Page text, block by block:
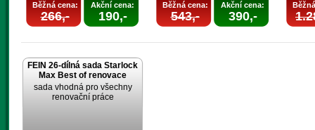
Běžná cena:
266,-
Akční cena:
190,-
Běžná cena:
543,-
Akční cena:
390,-
FEIN 26-dílná sada Starlock
Max Best of renovace
sada vhodná pro všechny
renovační práce